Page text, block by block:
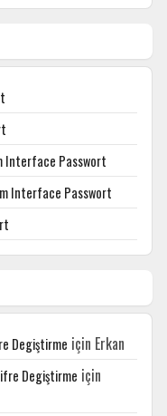
Interface Passwort
Interface Passwort
Degiştirme için Erkan
Degiştirme için